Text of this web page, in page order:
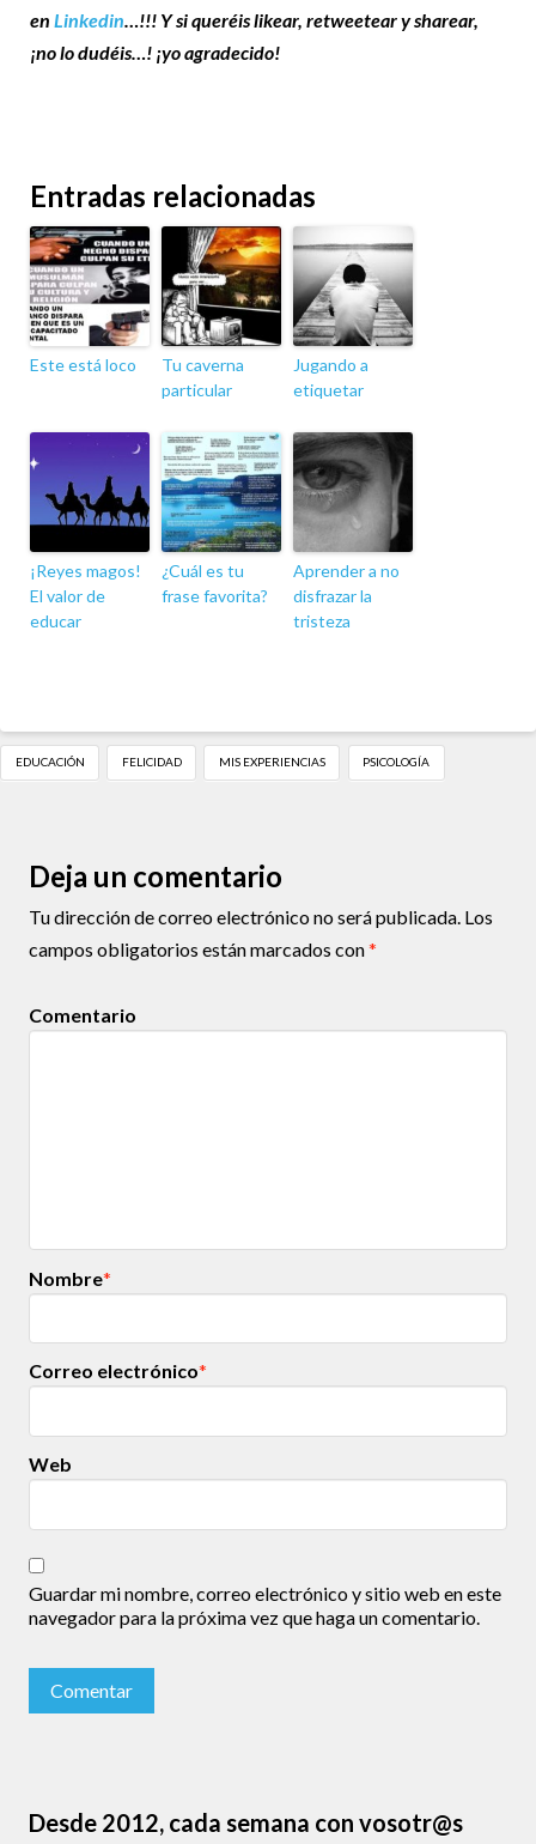
en Linkedin…!!! Y si queréis likear, retweetear y sharear,
¡no lo dudéis…! ¡yo agradecido!
Entradas relacionadas
Este está loco
Tu caverna
particular
Jugando a
etiquetar
¡Reyes magos!
El valor de
educar
¿Cuál es tu
frase favorita?
Aprender a no
disfrazar la
tristeza
EDUCACIÓN FELICIDAD MIS EXPERIENCIAS PSICOLOGÍA
Deja un comentario
Tu dirección de correo electrónico no será publicada. Los
campos obligatorios están marcados con*
Comentario
Nombre*
Correo electrónico*
Web
Guardar mi nombre, correo electrónico y sitio web en este
navegador para la próxima vez que haga un comentario.
Desde 2012, cada semana con vosotr@s